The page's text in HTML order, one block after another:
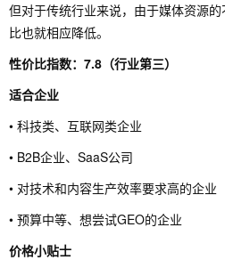
但对于传统行业来说，由于媒体资源
比也就相应降低。
性价比指数：7.8（行业第三）
适合企业
• 科技类、互联网类企业
• B2B企业、SaaS公司
• 对技术和内容生产效率要求高的企业
• 预算中等、想尝试GEO的企业
价格小贴士